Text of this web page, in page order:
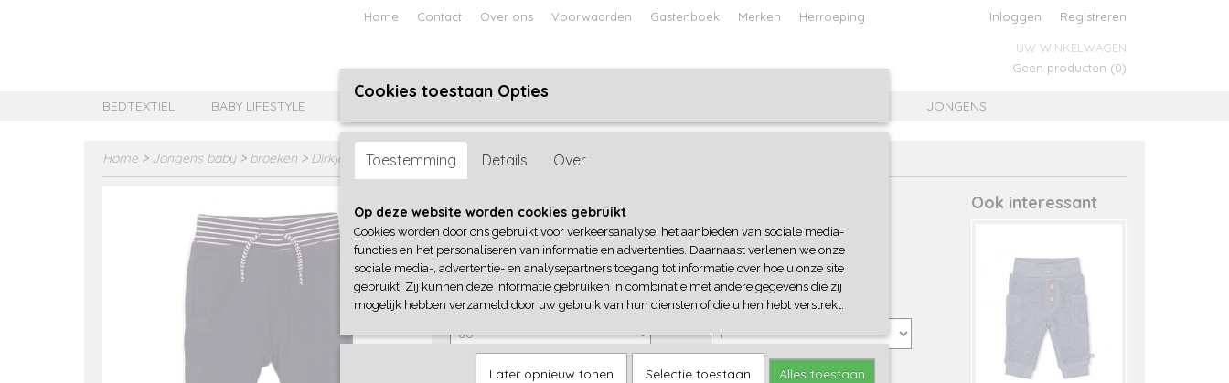
Home Contact Over ons Voorwaarden Gastenboek Merken Herroeping Inloggen Registreren
UW WINKELWAGEN
Geen producten (0)
BEDTEXTIEL BABY LIFESTYLE JONGENS BABY JONGENS
Home > Jongens baby> broeken > Dirkje
Dirkje
€ 14,99 (inclusief btw 21%)
✓Op voorraad
Dirkje Aantal
Ook interessant
Cookies toestaan Opties
Toestemming Details Over
Op deze website worden cookies gebruikt
Cookies worden door ons gebruikt voor verkeersanalyse, het aanbieden van sociale media-
functies en het personaliseren van informatie en advertenties. Daarnaast verlenen we onze
sociale media-, advertentie- en analysepartners toegang tot informatie over hoe u onze site
gebruikt. Zij kunnen deze informatie gebruiken in combinatie met andere gegevens die zij
mogelijk hebben verzameld door uw gebruik van hun diensten of die u hen hebt verstrekt.
Later opnieuw tonen Selectie toestaan Alles toestaan